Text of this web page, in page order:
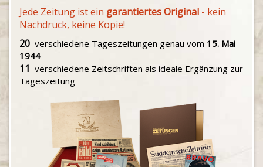
Jede Zeitung ist ein garantiertes Original - kein
Nachdruck, keine Kopie!
20 verschiedene Tageszeitungen genau vom 15. Mai
1944
11 verschiedene Zeitschriften als ideale Ergänzung zur
Tageszeitung